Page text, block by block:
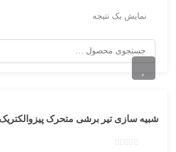
نمایش یک نتیجه
شبیه سازی تیر برشی متحرک